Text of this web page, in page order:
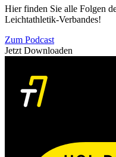
Hier finden Sie alle Folgen
Leichtathletik-Verbandes!
Zum Podcast
Jetzt Downloaden